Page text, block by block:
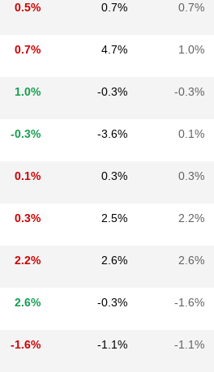
0.5% 0.7% 0.7%
0.7% 4.7% 1.0%
1.0% -0.3% -0.3%
-0.3% -3.6% 0.1%
0.1% 0.3% 0.3%
0.3% 2.5% 2.2%
2.2% 2.6% 2.6%
2.6% -0.3% -1.6%
-1.6% -1.1% -1.1%